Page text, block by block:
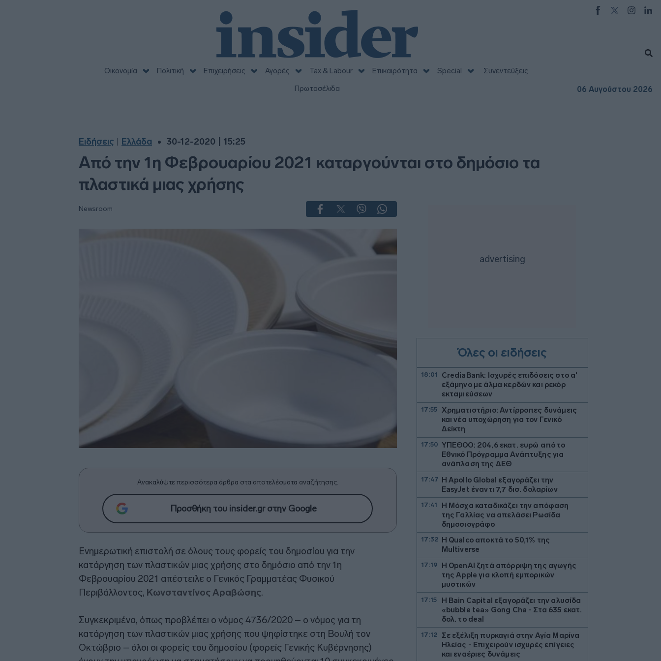
Οικονομία Πολιτική Επιχειρήσεις Αγορές Tax & Labour Επικαιρότητα Special
Συνεντεύξεις
Πρωτοσέλιδα
06 Αυγούστου 2026
Ειδήσεις Ελλάδα 30-12-2020 | 15:25
Από την 1η Φεβρουαρίου 2021 καταργούνται στο δημόσιο τα
πλαστικά μιας χρήσης
Newsroom
Ανακαλύψτε περισσότερα άρθρα στα αποτελέσματα αναζήτησης.
Προσθήκη του insider.gr στην Google
Ενημερωτική επιστολή σε όλους τους φορείς του δημοσίου για την
κατάργηση των πλαστικών μιας χρήσης στο δημόσιο από την 1η
Φεβρουαρίου 2021 απέστειλε ο Γενικός Γραμματέας Φυσικού
Περιβάλλοντος, Κωνσταντίνος Αραβώσης.
Συγκεκριμένα, όπως προβλέπει ο νόμος 4736/2020 – ο νόμος για τη
κατάργηση των πλαστικών μιας χρήσης που ψηφίστηκε στη Βουλή τον
Οκτώβριο – όλοι οι φορείς του δημοσίου (φορείς Γενικής Κυβέρνησης)
Όλες οι ειδήσεις
18:01
CrediaBank: Ισχυρές επιδόσεις στο α'
εξάμηνο με άλμα κερδών και ρεκόρ
εκταμιεύσεων
17:55
Χρηματιστήριο: Αντίρροπες δυνάμεις
και νέα υποχώρηση για τον Γενικό
Δείκτη
17:50 ΥΠΕΘΟΟ: 204,6 εκατ. ευρώ από το
Εθνικό Πρόγραμμα Ανάπτυξης για
ανάπλαση της ΔΕΘ
17:47 Η Apollo Global εξαγοράζει την
EasyJet έναντι 7,7 δισ. δολαρίων
17:41
Η Μόσχα καταδικάζει την απόφαση
της Γαλλίας να απελάσει Ρωσίδα
δημοσιογράφο
17:32 Η Qualco αποκτά το 50,1% της
Multiverse
17:19
Η OpenAI ζητά απόρριψη της αγωγής
της Apple για κλοπή εμπορικών
μυστικών
17:15
Η Bain Capital εξαγοράζει την αλυσίδα
«bubble tea» Gong Cha - Στα 635 εκατ.
δολ. το deal
17:12
Σε εξέλιξη πυρκαγιά στην Αγία Μαρίνα
Ηλείας - Επιχειρούν ισχυρές επίγειες
και εναέριες δυνάμεις